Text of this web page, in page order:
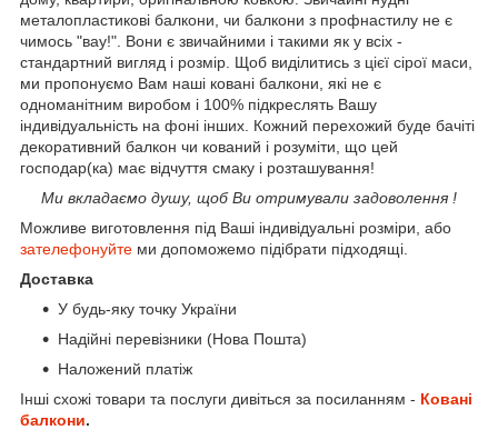
металопластикові балкони, чи балкони з профнастилу не є
чимось "вау!". Вони є звичайними і такими як у всіх -
стандартний вигляд і розмір. Щоб виділитись з цієї сірої маси,
ми пропонуємо Вам наші ковані балкони, які не є
одноманітним виробом і 100% підкреслять Вашу
індивідуальність на фоні інших. Кожний перехожий буде бачіті
декоративний балкон чи кований і розуміти, що цей
господар(ка) має відчуття смаку і розташування!
Ми вкладаємо душу, щоб Ви отримували задоволення !
Можливе виготовлення під Ваші індивідуальні розміри, або
зателефонуйте ми допоможемо підібрати підходящі.
Доставка
У будь-яку точку України
Надійні перевізники (Нова Пошта)
Наложений платіж
Інші схожі товари та послуги дивіться за посиланням - Ковані
балкони.